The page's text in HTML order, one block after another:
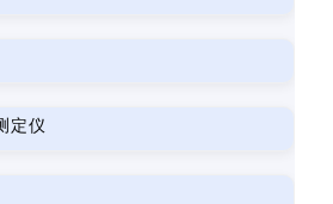
定仪